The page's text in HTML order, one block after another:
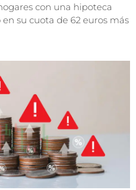
con una hipoteca
su cuota de 62 euros más